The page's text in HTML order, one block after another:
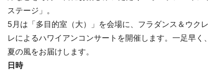
ステージ」。
5月は「多目的室（大）」を会場に、フラダンス＆ウクレ
レによるハワイアンコンサートを開催します。一足早く、
夏の風をお届けします。
日時